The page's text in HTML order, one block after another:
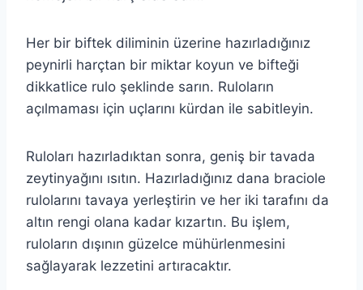
Her bir biftek diliminin üzerine hazırladığınız
peynirli harçtan bir miktar koyun ve bifteği
dikkatlice rulo şeklinde sarın. Ruloların
açılmaması için uçlarını kürdan ile sabitleyin.
Ruloları hazırladıktan sonra, geniş bir tavada
zeytinyağını ısıtın. Hazırladığınız dana braciole
rulolarını tavaya yerleştirin ve her iki tarafını da
altın rengi olana kadar kızartın. Bu işlem,
ruloların dışının güzelce mühürlenmesini
sağlayarak lezzetini artıracaktır.